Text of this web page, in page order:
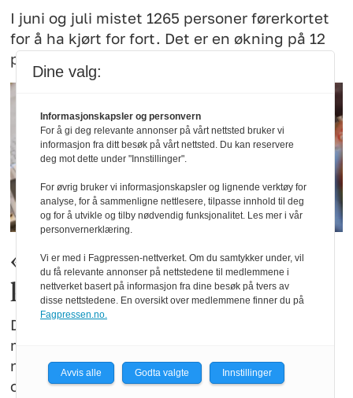
I juni og juli mistet 1265 personer førerkortet
for å ha kjørt for fort. Det er en økning på 12
prosent fra samme tid i fjor.
«Seks kilometer for fort – eller
kokain i lomma»
Du kan få et høyere forenklet forelegg for en
mindre fartsovertredelse enn for bruk av
narkotika. Men forskjellen handler ikke først
og fremst om kroner. Den handler om hvilke
Dine valg:
Informasjonskapsler og personvern
For å gi deg relevante annonser på vårt nettsted bruker vi
informasjon fra ditt besøk på vårt nettsted. Du kan reservere
deg mot dette under "Innstillinger".
For øvrig bruker vi informasjonskapsler og lignende verktøy for
analyse, for å sammenligne nettlesere, tilpasse innhold til deg
og for å utvikle og tilby nødvendig funksjonalitet. Les mer i vår
personvernerklæring.
Vi er med i Fagpressen-nettverket. Om du samtykker under, vil
du få relevante annonser på nettstedene til medlemmene i
nettverket basert på informasjon fra dine besøk på tvers av
disse nettstedene. En oversikt over medlemmene finner du på
Fagpressen.no.
Avvis alle Godta valgte Innstillinger